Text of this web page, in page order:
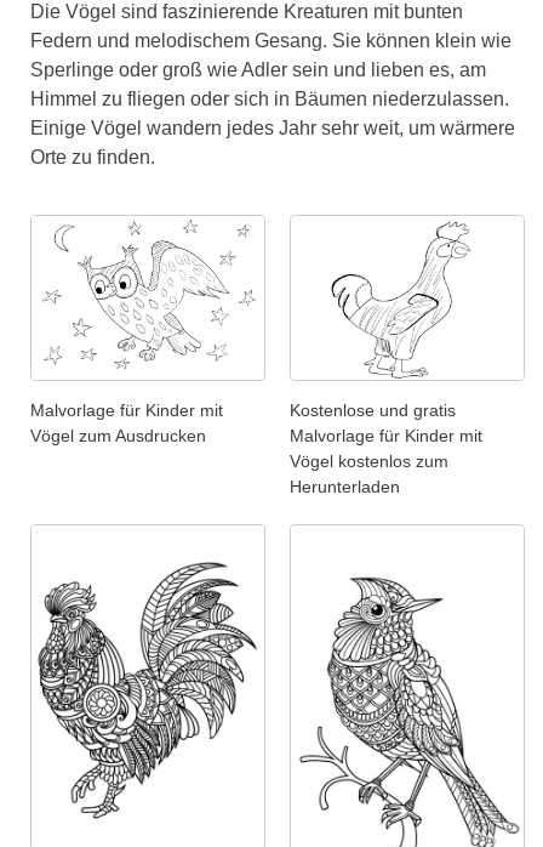
Die Vögel sind faszinierende Kreaturen mit bunten
Federn und melodischem Gesang. Sie können klein wie
Sperlinge oder groß wie Adler sein und lieben es, am
Himmel zu fliegen oder sich in Bäumen niederzulassen.
Einige Vögel wandern jedes Jahr sehr weit, um wärmere
Orte zu finden.
Malvorlage für Kinder mit
Vögel zum Ausdrucken
Kostenlose und gratis
Malvorlage für Kinder mit
Vögel kostenlos zum
Herunterladen